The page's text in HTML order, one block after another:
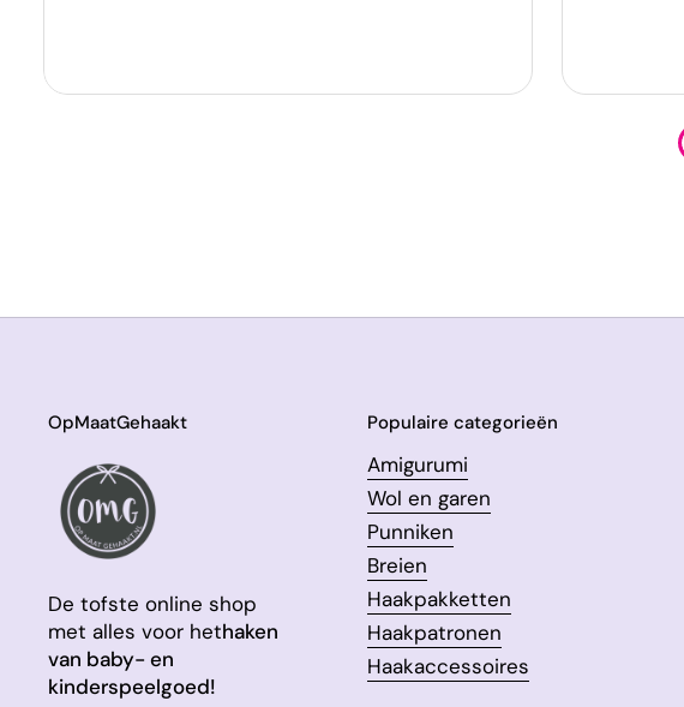
OpMaatGehaakt
De tofste online shop
met alles voor hethaken
van baby- en
kinderspeelgoed!
Populaire categorieën
Amigurumi
Wol en garen
Punniken
Breien
Haakpakketten
Haakpatronen
Haakaccessoires